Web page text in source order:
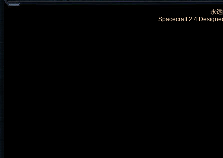
永
Spacecraft 2.4